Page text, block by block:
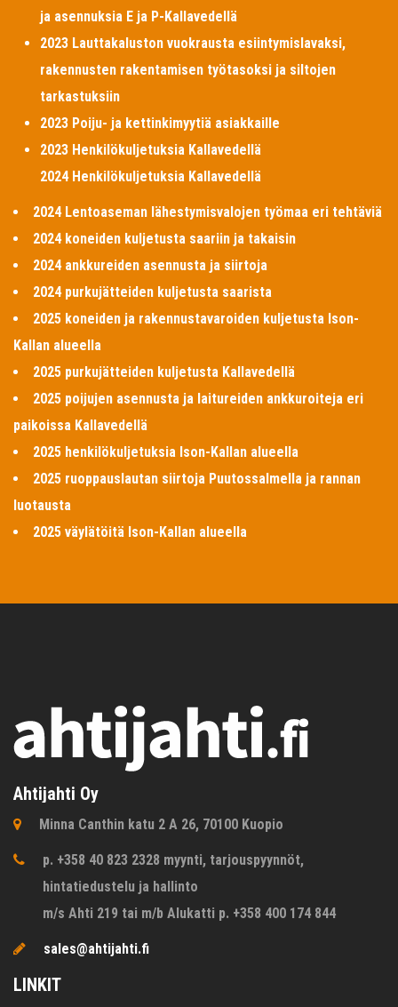
ja asennuksia E ja P-Kallavedellä
2023 Lauttakaluston vuokrausta esiintymislavaksi,
rakennusten rakentamisen työtasoksi ja siltojen
tarkastuksiin
2023 Poiju- ja kettinkimyytiä asiakkaille
2023 Henkilökuljetuksia Kallavedellä
2024 Henkilökuljetuksia Kallavedellä
2024 Lentoaseman lähestymisvalojen työmaa eri tehtäviä
2024 koneiden kuljetusta saariin ja takaisin
2024 ankkureiden asennusta ja siirtoja
2024 purkujätteiden kuljetusta saarista
2025 koneiden ja rakennustavaroiden kuljetusta Ison-
Kallan alueella
2025 purkujätteiden kuljetusta Kallavedellä
2025 poijujen asennusta ja laitureiden ankkuroiteja eri
paikoissa Kallavedellä
2025 henkilökuljetuksia Ison-Kallan alueella
2025 ruoppauslautan siirtoja Puutossalmella ja rannan
luotausta
2025 väylätöitä Ison-Kallan alueella
Ahtijahti Oy
Minna Canthin katu 2 A 26, 70100 Kuopio
p. +358 40 823 2328 myynti, tarjouspyynnöt,
hintatiedustelu ja hallinto
m/s Ahti 219 tai m/b Alukatti p. +358 400 174 844
sales@ahtijahti.fi
LINKIT